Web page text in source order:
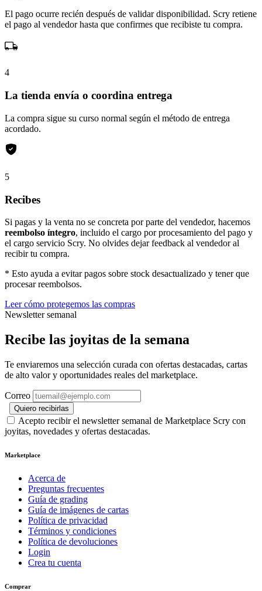
El pago ocurre recién después de validar disponibilidad. Scry retiene
el pago al vendedor hasta que confirmes que recibiste tu compra.
4
La tienda envía o coordina entrega
La compra sigue su curso normal según el método de entrega
acordado.
5
Recibes
Si pagas y la venta no se concreta por parte del vendedor, hacemos
reembolso íntegro, incluido el cargo por procesamiento del pago y
el cargo servicio Scry. No olvides dejar feedback al vendedor al
recibir tu compra.
* Esto ayuda a evitar pagos sobre stock desactualizado y tener que
procesar reembolsos.
Leer cómo protegemos las compras
Newsletter semanal
Recibe las joyitas de la semana
Te enviaremos una selección curada con ofertas destacadas, cartas
de alto valor y oportunidades reales del marketplace.
Correo
Quiero recibirlas
Acepto recibir el newsletter semanal de Marketplace Scry con
joyitas, novedades y ofertas destacadas.
Marketplace
Acerca de
Preguntas frecuentes
Guía de grading
Guía de imágenes de cartas
Política de privacidad
Términos y condiciones
Política de devoluciones
Login
Crea tu cuenta
Comprar